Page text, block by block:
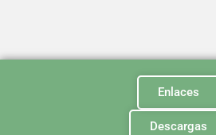
Enlaces
Descargas